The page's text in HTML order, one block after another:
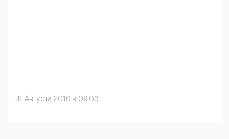
31 Августа 2016 в 09:06